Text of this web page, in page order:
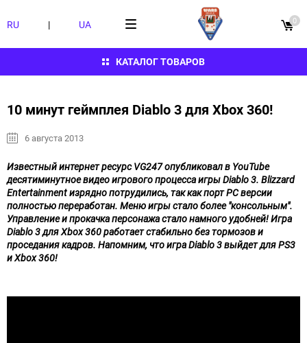
КАТАЛОГ ТОВАРОВ
RU | UA 0
10 минут геймплея Diablo 3 для Xbox 360!
6 августа 2013
Известный интернет ресурс VG247 опубликовал в YouTube
десятиминутное видео игрового процесса игры Diablo 3. Blizzard
Entertainment изрядно потрудились, так как порт PC версии
полностью переработан. Меню игры стало более "консольным".
Управление и прокачка персонажа стало намного удобней! Игра
Diablo 3 для Xbox 360 работает стабильно без тормозов и
проседания кадров. Напомним, что игра Diablo 3 выйдет для PS3
и Xbox 360!